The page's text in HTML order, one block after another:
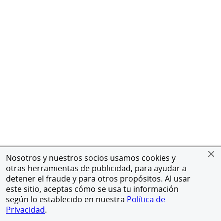
Nosotros y nuestros socios usamos cookies y
otras herramientas de publicidad, para ayudar a
detener el fraude y para otros propósitos. Al usar
este sitio, aceptas cómo se usa tu información
según lo establecido en nuestra Política de
Privacidad.